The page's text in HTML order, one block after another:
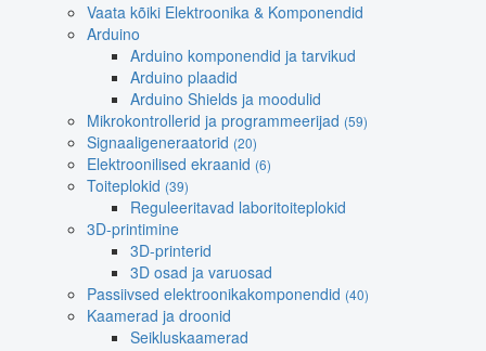
Vaata kõiki Elektroonika & Komponendid
Arduino
Arduino komponendid ja tarvikud
Arduino plaadid
Arduino Shields ja moodulid
Mikrokontrollerid ja programmeerijad (59)
Signaaligeneraatorid (20)
Elektroonilised ekraanid (6)
Toiteplokid (39)
Reguleeritavad laboritoiteplokid
3D-printimine
3D-printerid
3D osad ja varuosad
Passiivsed elektroonikakomponendid (40)
Kaamerad ja droonid
Seikluskaamerad